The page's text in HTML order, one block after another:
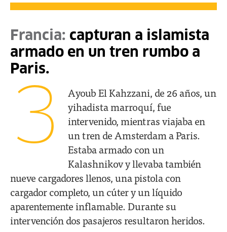
Francia: capturan a islamista
armado en un tren rumbo a
Paris.
3
Ayoub El Kahzzani, de 26 años, un
yihadista marroquí, fue
intervenido, mientras viajaba en
un tren de Amsterdam a Paris.
Estaba armado con un
Kalashnikov y llevaba también
nueve cargadores llenos, una pistola con
cargador completo, un cúter y un líquido
aparentemente inflamable. Durante su
intervención dos pasajeros resultaron heridos.